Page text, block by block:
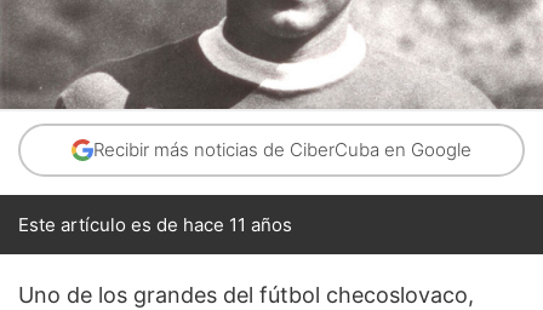
Recibir más noticias de CiberCuba en Google
Este artículo es de hace 11 años
Uno de los grandes del fútbol checoslovaco,